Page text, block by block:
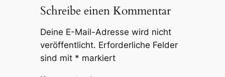
Schreibe einen Kommentar
Deine E-Mail-Adresse wird nicht
veröffentlicht. Erforderliche Felder
sind mit * markiert